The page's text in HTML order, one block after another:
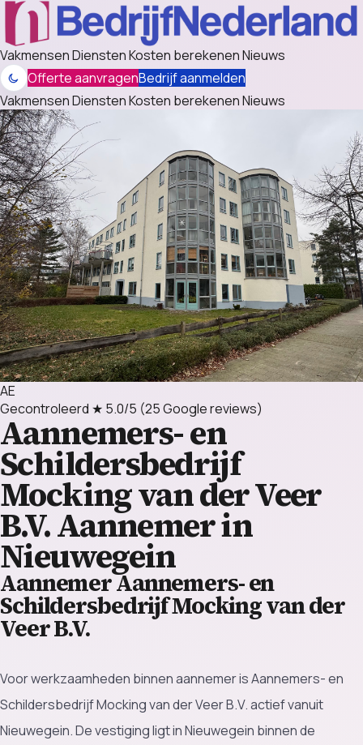
VakmensenDienstenKosten berekenenNieuws
Offerte aanvragenBedrijf aanmelden
VakmensenDienstenKosten berekenenNieuws
AE
Gecontroleerd ★ 5.0/5 (25 Google reviews)
Aannemers- en
Schildersbedrijf
Mocking van der Veer
B.V.Aannemer in
Nieuwegein
Aannemer Aannemers- en
Schildersbedrijf Mocking van der
Veer B.V.
Voor werkzaamheden binnen aannemer is Aannemers- en
Schildersbedrijf Mocking van der Veer B.V. actief vanuit
Nieuwegein. De vestiging ligt in Nieuwegein binnen de